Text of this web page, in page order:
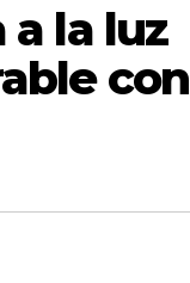
a la luz
con